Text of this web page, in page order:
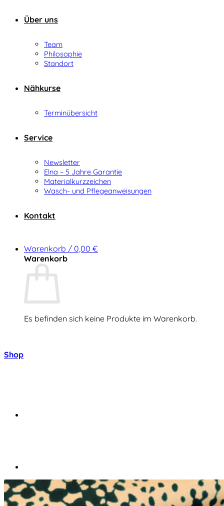
Über uns
Team
Philosophie
Standort
Nähkurse
Terminübersicht
Service
Newsletter
Elna – 5 Jahre Garantie
Materialkurzzeichen
Wasch- und Pflegeanweisungen
Kontakt
Warenkorb / 0,00 €
Warenkorb
Es befinden sich keine Produkte im Warenkorb.
Shop